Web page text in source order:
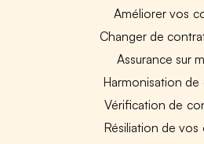
Améliorer vos
Changer de
Assurance sur
Harmonisation de
Vérification de
Résiliation de vos